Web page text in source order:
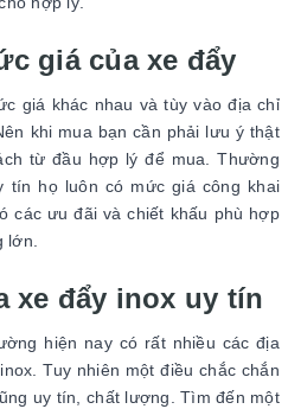
giá của xe đẩy
giá khác nhau và tùy vào địa chỉ
khi mua bạn cần phải lưu ý thật
từ đầu hợp lý để mua. Thường
tín họ luôn có mức giá công khai
các ưu đãi và chiết khấu phù hợp
lớn.
xe đẩy inox uy tín
hiện nay có rất nhiều các địa
Tuy nhiên một điều chắc chắn
uy tín, chất lượng. Tìm đến một